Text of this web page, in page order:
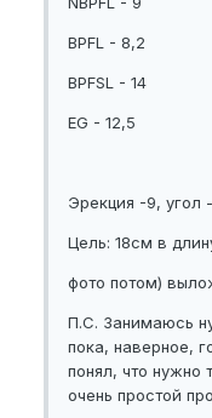
BPFL - 8,2
BPFSL - 14
EG - 12,5
Эрекция -9, угол
Цель: 18см в
фото потом)
П.С. Занимаюсь
пока, наверное,
понял, что нужно
очень простой